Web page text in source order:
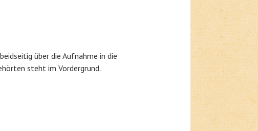
über die Aufnahme in die
steht im Vordergrund.